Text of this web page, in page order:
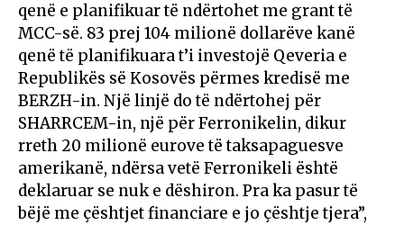
qenë e planifikuar të ndërtohet me grant të
MCC-së. 83 prej 104 milionë dollarëve kanë
qenë të planifikuara t’i investojë Qeveria e
Republikës së Kosovës përmes kredisë me
BERZH-in. Një linjë do të ndërtohej për
SHARRCEM-in, një për Ferronikelin, dikur
rreth 20 milionë eurove të taksapaguesve
amerikanë, ndërsa vetë Ferronikeli është
deklaruar se nuk e dëshiron. Pra ka pasur të
bëjë me çështjet financiare e jo çështje tjera”,